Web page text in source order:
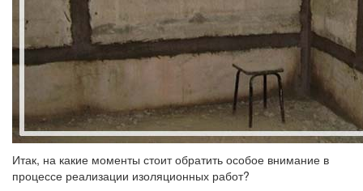
Итак, на какие моменты стоит обратить особое внимание в
процессе реализации изоляционных работ?